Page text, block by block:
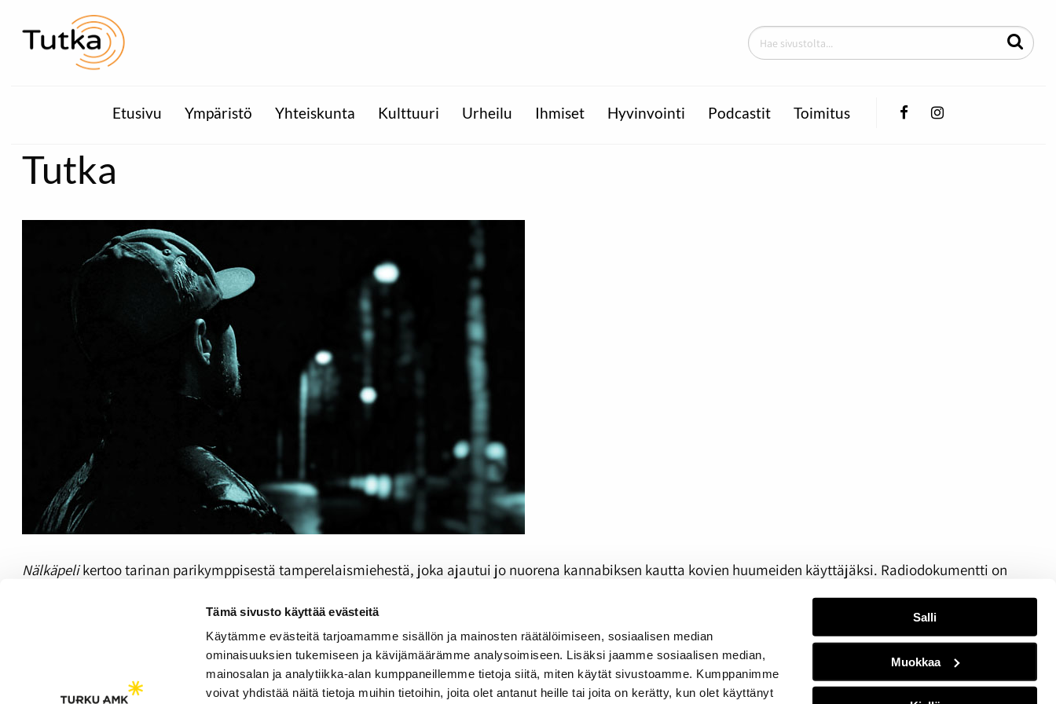
Tämä sivusto käyttää evästeitä
Käytämme evästeitä tarjoamamme sisällön ja mainosten räätälöimiseen, sosiaalisen median
ominaisuuksien tukemiseen ja kävijämäärämme analysoimiseen. Lisäksi jaamme sosiaalisen median,
mainosalan ja analytiikka-alan kumppaneillemme tietoja siitä, miten käytät sivustoamme. Kumppanimme
voivat yhdistää näitä tietoja muihin tietoihin, joita olet antanut heille tai joita on kerätty, kun olet käyttänyt
Salli
Muokkaa
Etusivu Ympäristö Yhteiskunta Kulttuuri Urheilu Ihmiset Hyvinvointi Podcastit Toimitus FacebookInstagram
Tutka
Nälkäpelikertoo tarinan parikymppisestä tamperelaismiehestä, joka ajautui jo nuorena kannabiksen kautta kovien huumeiden käyttäjäksi. Radiodokumentti on
Radiodokumentti kilpailee Tampereella järjestettävälläRadiofestivaalilla
ja